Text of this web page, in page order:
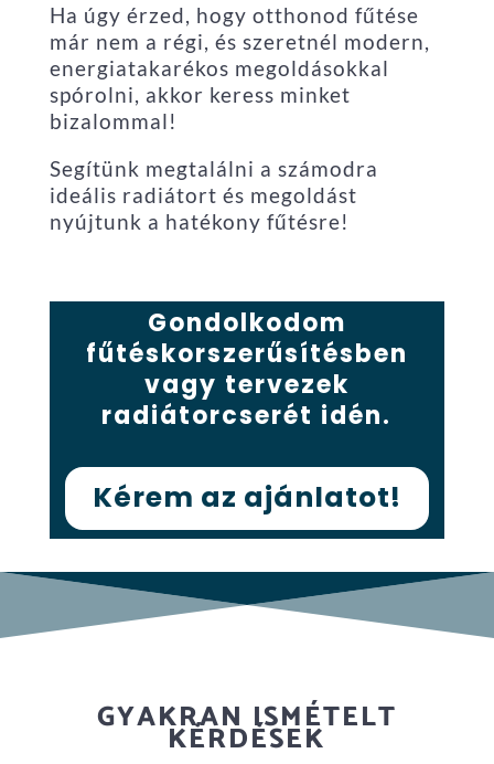
Ha úgy érzed, hogy otthonod fűtése
már nem a régi, és szeretnél modern,
energiatakarékos megoldásokkal
spórolni, akkor keress minket
bizalommal!
Segítünk megtalálni a számodra
ideális radiátort és megoldást
nyújtunk a hatékony fűtésre!
Gondolkodom
fűtéskorszerűsítésben
vagy tervezek
radiátorcserét idén.
Kérem az ajánlatot!
GYAKRAN ISMÉTELT
KÉRDÉSEK